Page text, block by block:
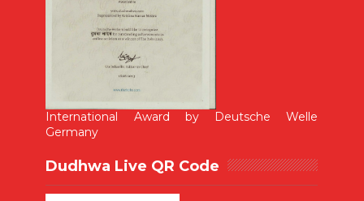
International Award by Deutsche Welle
Germany
Dudhwa Live QR Code